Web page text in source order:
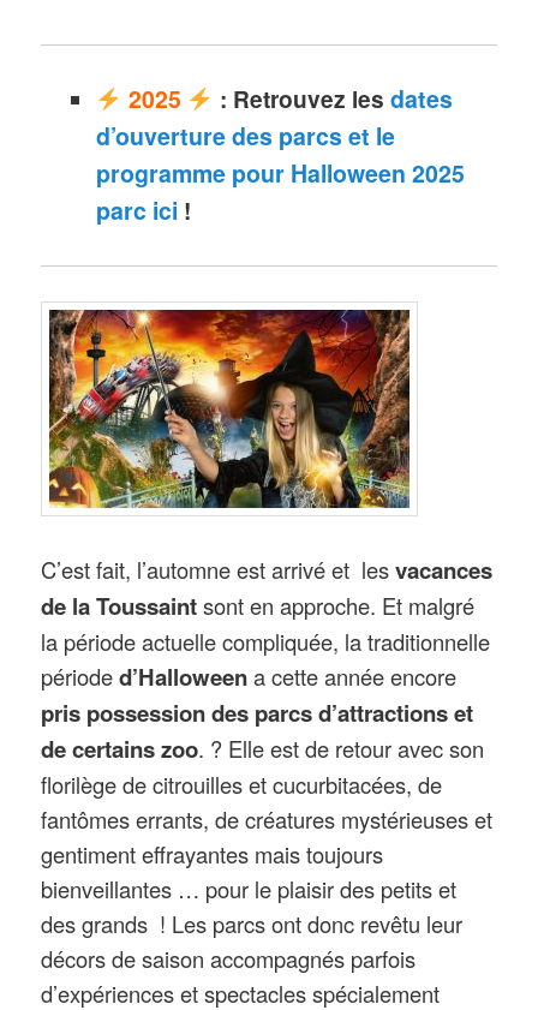
2025 : Retrouvez les dates
d’ouverture des parcs et le
programme pour Halloween 2025
parc ici !
C’est fait, l’automne est arrivé et lesvacances
de la Toussaintsont en approche. Et malgré
la période actuelle compliquée, la traditionnelle
périoded’Halloweena cette année encore
pris possession des parcs d’attractions et
de certains zoo. ? Elle est de retour avec son
florilège de citrouilles et cucurbitacées, de
fantômes errants, de créatures mystérieuses et
gentiment effrayantes mais toujours
bienveillantes … pour le plaisir des petits et
des grands ! Les parcs ont donc revêtu leur
décors de saison accompagnés parfois
d’expériences et spectacles spécialement